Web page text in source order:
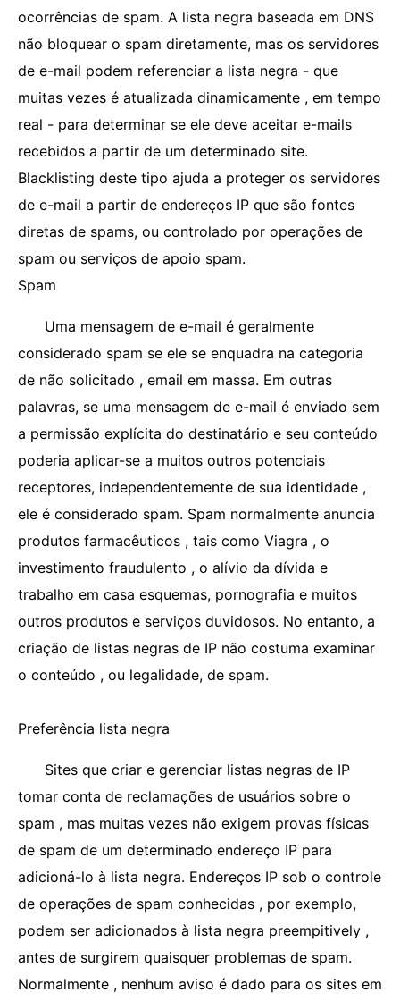
ocorrências de spam. A lista negra baseada em DNS
não bloquear o spam diretamente, mas os servidores
de e-mail podem referenciar a lista negra - que
muitas vezes é atualizada dinamicamente , em tempo
real - para determinar se ele deve aceitar e-mails
recebidos a partir de um determinado site.
Blacklisting deste tipo ajuda a proteger os servidores
de e-mail a partir de endereços IP que são fontes
diretas de spams, ou controlado por operações de
spam ou serviços de apoio spam.
Spam
Uma mensagem de e-mail é geralmente
considerado spam se ele se enquadra na categoria
de não solicitado , email em massa. Em outras
palavras, se uma mensagem de e-mail é enviado sem
a permissão explícita do destinatário e seu conteúdo
poderia aplicar-se a muitos outros potenciais
receptores, independentemente de sua identidade ,
ele é considerado spam. Spam normalmente anuncia
produtos farmacêuticos , tais como Viagra , o
investimento fraudulento , o alívio da dívida e
trabalho em casa esquemas, pornografia e muitos
outros produtos e serviços duvidosos. No entanto, a
criação de listas negras de IP não costuma examinar
o conteúdo , ou legalidade, de spam.
Preferência lista negra
Sites que criar e gerenciar listas negras de IP
tomar conta de reclamações de usuários sobre o
spam , mas muitas vezes não exigem provas físicas
de spam de um determinado endereço IP para
adicioná-lo à lista negra. Endereços IP sob o controle
de operações de spam conhecidas , por exemplo,
podem ser adicionados à lista negra preempitively ,
antes de surgirem quaisquer problemas de spam.
Normalmente , nenhum aviso é dado para os sites em